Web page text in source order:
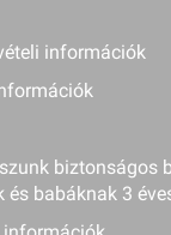
információk
biztonságos
és babáknak 3